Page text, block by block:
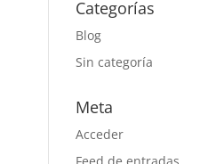
Categorías
Blog
Sin categoría
Meta
Acceder